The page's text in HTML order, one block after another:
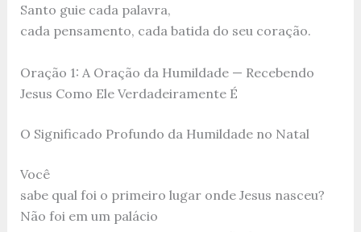
Santo guie cada palavra,
cada pensamento, cada batida do seu coração.
Oração 1: A Oração da Humildade — Recebendo
Jesus Como Ele Verdadeiramente É
O Significado Profundo da Humildade no Natal
Você
sabe qual foi o primeiro lugar onde Jesus nasceu?
Não foi em um palácio